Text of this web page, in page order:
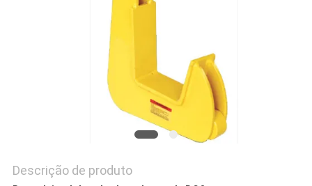
PRIVACIDADE
Descrição de produto